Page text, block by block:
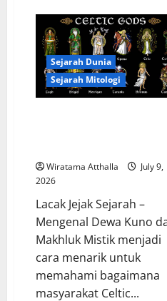
Dewa
Wisnu
dalam
Mitologi
Bali
Penjaga
Kehidupan
Sejarah Dunia
Sejarah Mitologi
Wiratama Atthalla
July 9,
2026
Lacak Jejak Sejarah –
Mengenal Dewa Kuno
Makhluk Mistik menjadi
cara menarik untuk
memahami bagaimana
masyarakat Celtic...